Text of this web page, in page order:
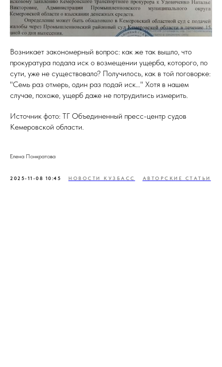
Возникает закономерный вопрос: как же так вышло, что
прокуратура подала иск о возмещении ущерба, которого, по
сути, уже не существовало? Получилось, как в той поговорке:
"Семь раз отмерь, один раз подай иск…" Хотя в нашем
случае, похоже, ущерб даже не потрудились измерить.
Источник фото: ТГ Объединенный пресс-центр судов
Кемеровской области.
Елена Понкратова
2025-11-08 10:45 НОВОСТИ КУЗБАСС АВТОРСКИЕ СТАТЬИ